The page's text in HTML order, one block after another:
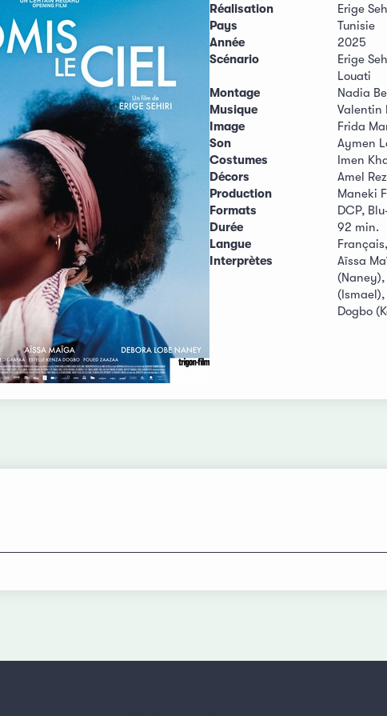
Réalisation
Erige
Pays
Tunisie
Année
2025
Scénario
Erige
Louati
Montage
Nadia
Musique
Valentin
Image
Frida
Son
Aymen
Costumes
Imen
Décors
Amel
Production
Maneki
Formats
DCP,
Durée
92 min.
Langue
Interprètes
Aïssa
Dogbo